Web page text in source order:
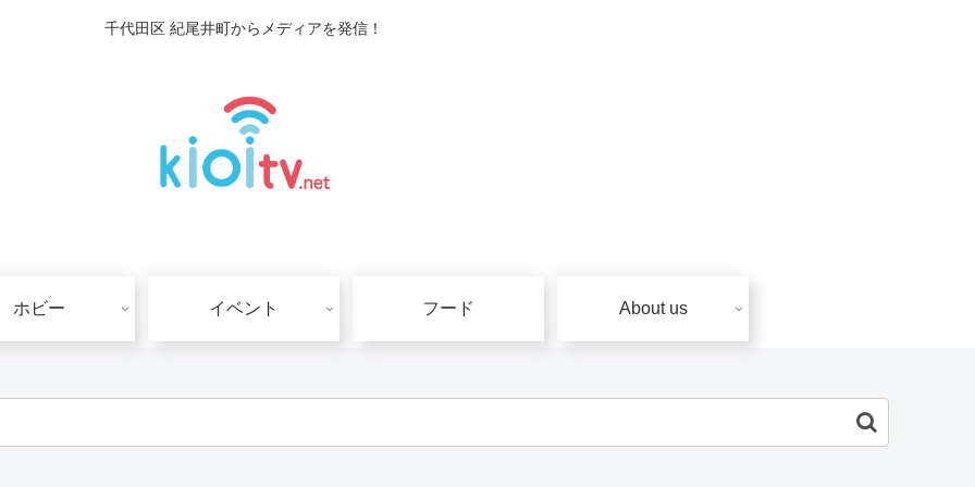
千代田区 紀尾井町からメディアを発信！
ホビー イベント フード About us